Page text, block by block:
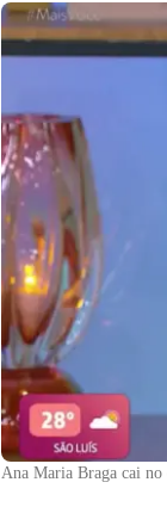
Ana Maria Braga cai